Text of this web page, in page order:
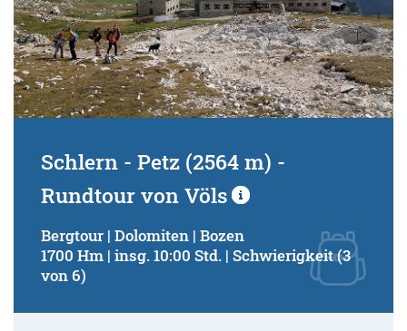
Schlern - Petz (2564 m) -
Rundtour von Völs
Bergtour | Dolomiten | Bozen
1700 Hm | insg. 10:00 Std. | Schwierigkeit (3
von 6)